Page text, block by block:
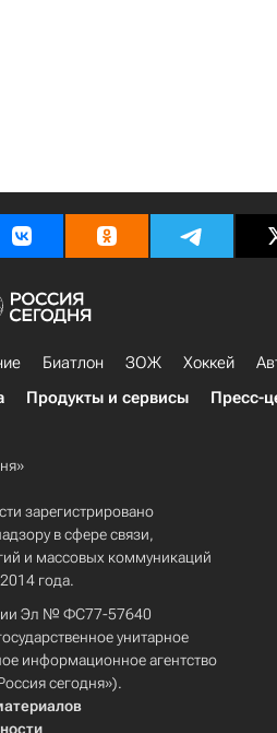
Биатлон ЗОЖ Хоккей
Продукты и сервисы Пресс-
зарегистрировано
в сфере связи,
и массовых коммуникаций
года.
Эл № ФС77-57640
унитарное
информационное агентство
сегодня»).